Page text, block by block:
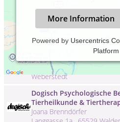
More Information
Powered by Usercentrics
Platform
Dirk Kolberg im Schloss
Am Schloß 11 , 99991
Weberstedt
Dogisch Psychologische
Tierheilkunde &
Joana Brenndörfer